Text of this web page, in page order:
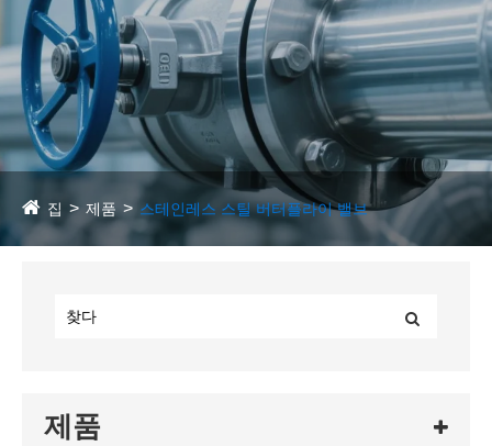
집 제품 스테인레스 스틸 버터플라이 밸브
제품